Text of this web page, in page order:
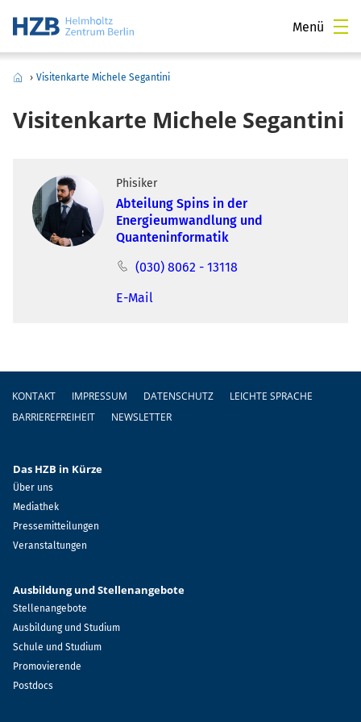
Menü
› Visitenkarte Michele Segantini
Visitenkarte Michele Segantini
Phisiker
Abteilung Spins in der
Energieumwandlung und
Quanteninformatik
(030) 8062 - 13118
E-Mail
Fußzeile
KONTAKT IMPRESSUM DATENSCHUTZ
LEICHTE SPRACHE
BARRIEREFREIHEIT
NEWSLETTER
Das HZB in Kürze
Über uns
Mediathek
Pressemitteilungen
Veranstaltungen
Ausbildung und Stellenangebote
Stellenangebote
Ausbildung und Studium
Schule und Studium
Promovierende
Postdocs